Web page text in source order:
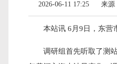
2026-06-11 17:25 来源
本站讯 6月9日，东营
调研组首先听取了测